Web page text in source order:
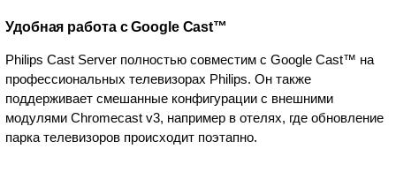
Удобная работа с Google Cast™
Philips Cast Server полностью совместим с Google Cast™ на
профессиональных телевизорах Philips. Он также
поддерживает смешанные конфигурации с внешними
модулями Chromecast v3, например в отелях, где обновление
парка телевизоров происходит поэтапно.